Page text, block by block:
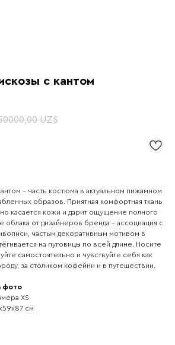
с кантом
UZS
– часть костюма в актуальном пижамном
образов. Приятная комфортная ткань
касается кожи и дарит ощущение полного
облака от дизайнеров бренда – ассоциация с
частым декоративным мотивом в
на пуговицы по всей длине. Носите
самостоятельно и чувствуйте себя как
за столиком кофейни и в путешествии.
фото
ХS
см